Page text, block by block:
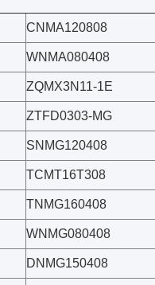
CNMA120808
WNMA080408
ZQMX3N11-1E
ZTFD0303-MG
SNMG120408
TCMT16T308
TNMG160408
WNMG080408
DNMG150408